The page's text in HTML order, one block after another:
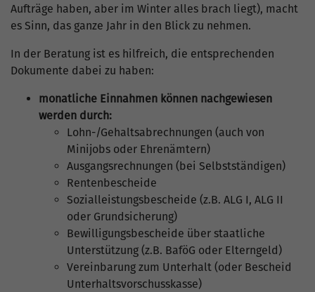
Aufträge haben, aber im Winter alles brach liegt), macht
es Sinn, das ganze Jahr in den Blick zu nehmen.
In der Beratung ist es hilfreich, die entsprechenden
Dokumente dabei zu haben:
monatliche Einnahmen können nachgewiesen
werden durch:
Lohn-/Gehaltsabrechnungen (auch von
Minijobs oder Ehrenämtern)
Ausgangsrechnungen (bei Selbstständigen)
Rentenbescheide
Sozialleistungsbescheide (z.B. ALG I, ALG II
oder Grundsicherung)
Bewilligungsbescheide über staatliche
Unterstützung (z.B. BaföG oder Elterngeld)
Vereinbarung zum Unterhalt (oder Bescheid
Unterhaltsvorschusskasse)